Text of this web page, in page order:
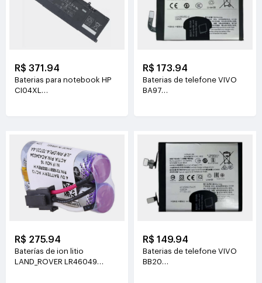
R$ 371.94
Baterias para notebook HP
CI04XL
R$ 173.94
Baterias de telefone VIVO
BA97
R$ 275.94
Baterías de ion litio
LAND_ROVER LR46049
R$ 149.94
Baterias de telefone VIVO
BB20